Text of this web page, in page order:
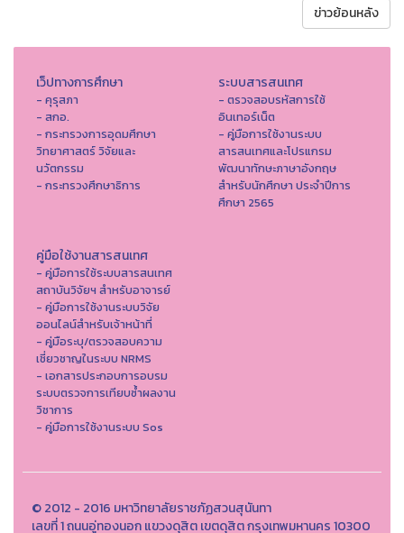
ข่าวย้อนหลัง
เว็ปทางการศึกษา
- คุรุสภา
- สกอ.
- กระทรวงการอุดมศึกษา
วิทยาศาสตร์ วิจัยและ
นวัตกรรม
- กระทรวงศึกษาธิการ
ระบบสารสนเทศ
- ตรวจสอบรหัสการใช้
อินเทอร์เน็ต
- คู่มือการใช้งานระบบ
สารสนเทศและโปรแกรม
พัฒนาทักษะภาษาอังกฤษ
สำหรับนักศึกษา ประจำปีการ
ศึกษา 2565
คู่มือใช้งานสารสนเทศ
- คู่มือการใช้ระบบสารสนเทศ
สถาบันวิจัยฯ สำหรับอาจารย์
- คู่มือการใช้งานระบบวิจัย
ออนไลน์สำหรับเจ้าหน้าที่
- คู่มือระบุ/ตรวจสอบความ
เชี่ยวชาญในระบบ NRMS
- เอกสารประกอบการอบรม
ระบบตรวจการเทียบซ้ำผลงาน
วิชาการ
- คู่มือการใช้งานระบบ Sos
© 2012 - 2016 มหาวิทยาลัยราชภัฏสวนสุนันทา
เลขที่ 1 ถนนอู่ทองนอก แขวงดุสิต เขตดุสิต กรุงเทพมหานคร 10300